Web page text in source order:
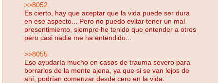
>>8052
Es cierto, hay que aceptar que la vida puede ser dura
en ese aspecto... Pero no puedo evitar tener un mal
presentimiento, siempre he tenido que entender a otros
pero casi nadie me ha entendido...
>>8055
Eso ayudaría mucho en casos de trauma severo para
borrarlos de la mente ajena, ya que si se van lejos de
ahí, podrían comenzar desde cero en la vida.